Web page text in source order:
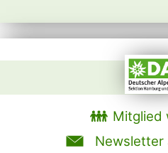
Mitglied
Newsletter